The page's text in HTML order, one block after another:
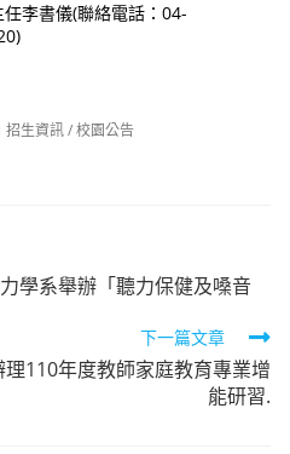
李書儀(聯絡電話：04-
招生資訊/校園公告
學系舉辦「聽力保健及嗓音
下一篇文章
110年度教師家庭教育專業增
能研習.